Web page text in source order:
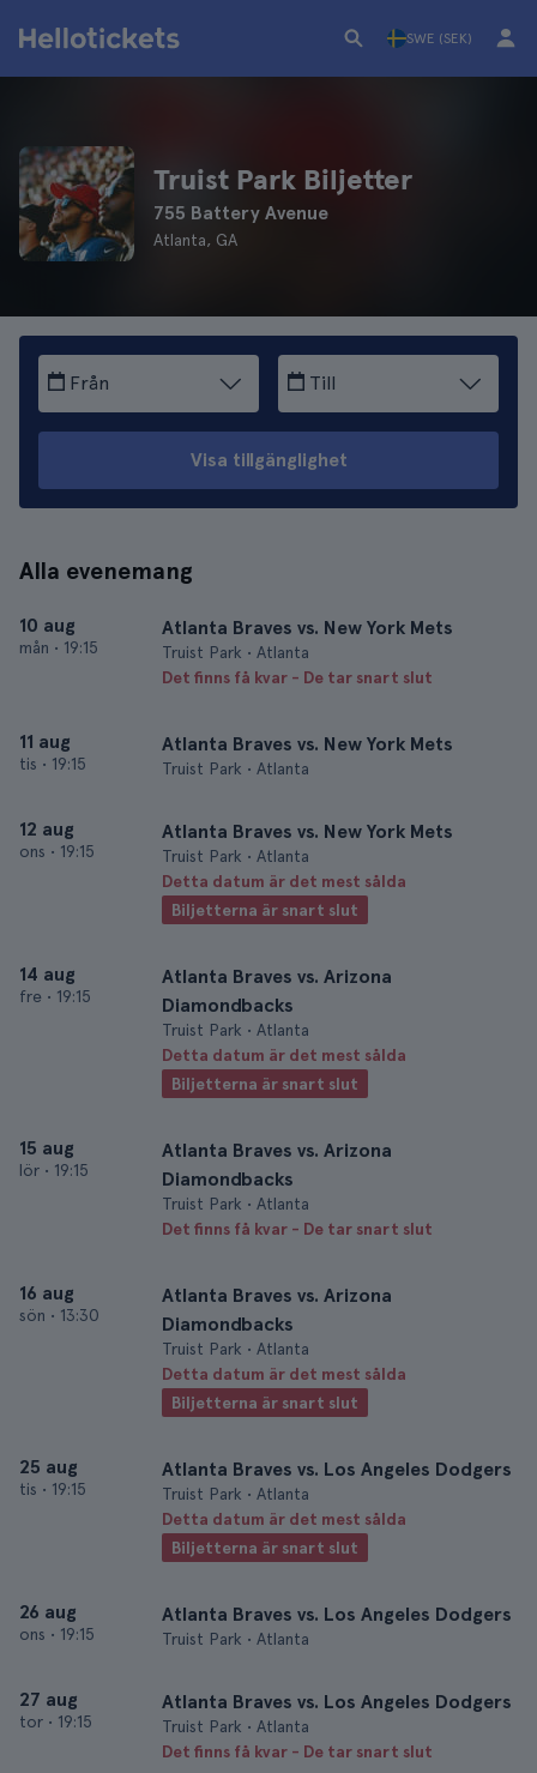
SWE (SEK)
Truist Park Biljetter
755 Battery Avenue
Atlanta, GA
Från Till
Visa tillgänglighet
Alla evenemang
10 aug
mån • 19:15
Atlanta Braves vs. New York Mets
Truist Park • Atlanta
Det finns få kvar - De tar snart slut
11 aug
tis • 19:15
Atlanta Braves vs. New York Mets
Truist Park • Atlanta
12 aug
ons • 19:15
Atlanta Braves vs. New York Mets
Truist Park • Atlanta
Detta datum är det mest sålda
Biljetterna är snart slut
14 aug
fre • 19:15
Atlanta Braves vs. Arizona
Diamondbacks
Truist Park • Atlanta
Detta datum är det mest sålda
Biljetterna är snart slut
15 aug
lör • 19:15
Atlanta Braves vs. Arizona
Diamondbacks
Truist Park • Atlanta
Det finns få kvar - De tar snart slut
16 aug
sön • 13:30
Atlanta Braves vs. Arizona
Diamondbacks
Truist Park • Atlanta
Detta datum är det mest sålda
Biljetterna är snart slut
25 aug
tis • 19:15
Atlanta Braves vs. Los Angeles Dodgers
Truist Park • Atlanta
Detta datum är det mest sålda
Biljetterna är snart slut
26 aug
ons • 19:15
Atlanta Braves vs. Los Angeles Dodgers
Truist Park • Atlanta
27 aug
tor • 19:15
Atlanta Braves vs. Los Angeles Dodgers
Truist Park • Atlanta
Det finns få kvar - De tar snart slut